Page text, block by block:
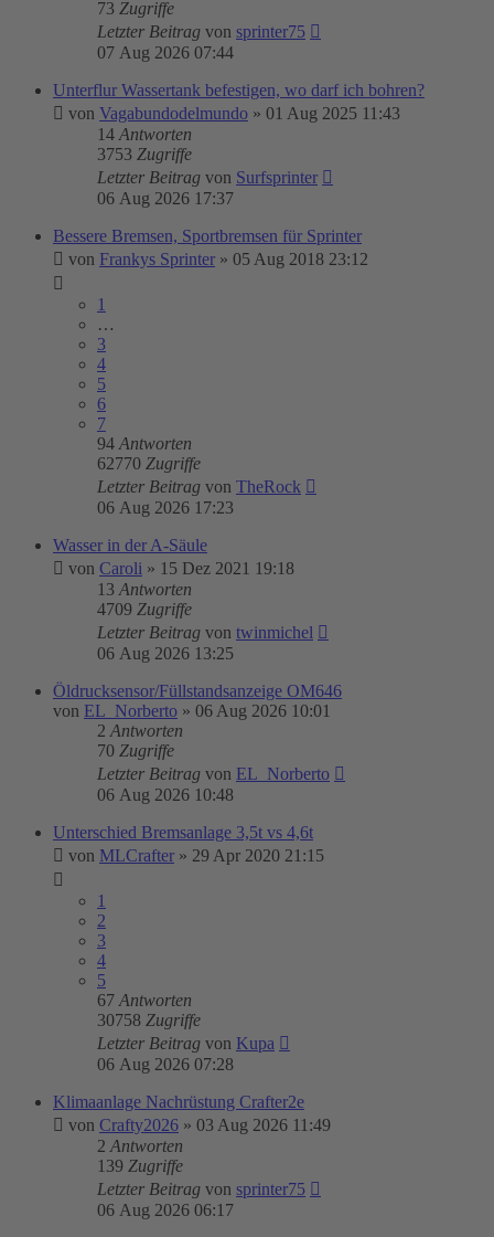
73 Zugriffe
Letzter Beitrag von sprinter75
07 Aug 2026 07:44
Unterflur Wassertank befestigen, wo darf ich bohren?
von Vagabundodelmundo » 01 Aug 2025 11:43
14 Antworten
3753 Zugriffe
Letzter Beitrag von Surfsprinter
06 Aug 2026 17:37
Bessere Bremsen, Sportbremsen für Sprinter
von Frankys Sprinter » 05 Aug 2018 23:12
1
…
3
4
5
6
7
94 Antworten
62770 Zugriffe
Letzter Beitrag von TheRock
06 Aug 2026 17:23
Wasser in der A-Säule
von Caroli » 15 Dez 2021 19:18
13 Antworten
4709 Zugriffe
Letzter Beitrag von twinmichel
06 Aug 2026 13:25
Öldrucksensor/Füllstandsanzeige OM646
von EL_Norberto » 06 Aug 2026 10:01
2 Antworten
70 Zugriffe
Letzter Beitrag von EL_Norberto
06 Aug 2026 10:48
Unterschied Bremsanlage 3,5t vs 4,6t
von MLCrafter » 29 Apr 2020 21:15
1
2
3
4
5
67 Antworten
30758 Zugriffe
Letzter Beitrag von Kupa
06 Aug 2026 07:28
Klimaanlage Nachrüstung Crafter2e
von Crafty2026 » 03 Aug 2026 11:49
2 Antworten
139 Zugriffe
Letzter Beitrag von sprinter75
06 Aug 2026 06:17